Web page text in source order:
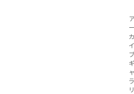
ア
ー
カ
イ
ブ
ギ
ャ
ラ
リ